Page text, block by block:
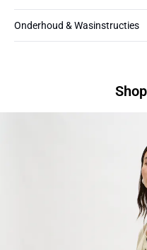
Onderhoud & Wasinstructies